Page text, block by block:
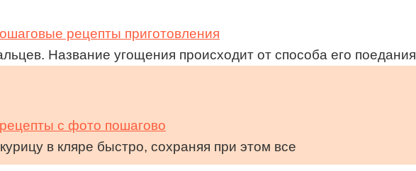
рецепты приготовления
Название угощения происходит от способа его поедания
с фото пошагово
в кляре быстро, сохраняя при этом все